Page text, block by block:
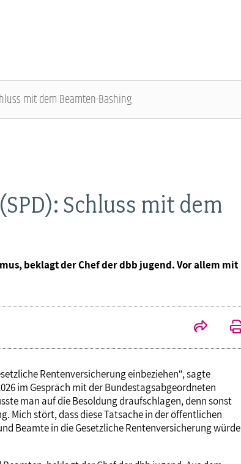
Geschäftsführung
Kontakt
Bundesseniorenkongress
mit dem Beamten-Bashing
Schluss mit dem
beklagt der Chef der dbb jugend. Vor allem mit
Rentenversicherung einbeziehen“, sagte
im Gespräch mit der Bundestagsabgeordneten
man auf die Besoldung draufschlagen, denn sonst
Mich stört, dass diese Tatsache in der öffentlichen
Beamte in die Gesetzliche Rentenversicherung würde